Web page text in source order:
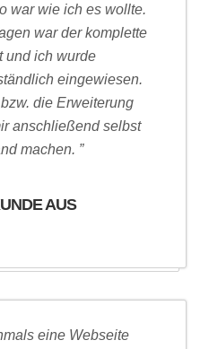
war wie ich es wollte.
war der komplette
und ich wurde
eingewiesen.
die Erweiterung
anschließend selbst
machen. ”
AUS
eine Webseite